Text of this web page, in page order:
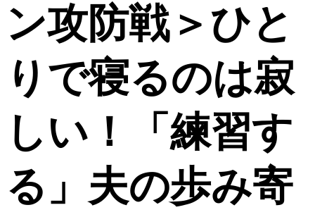
ン攻防戦＞ひと
りで寝るのは寂
しい！「練習す
る」夫の歩み寄